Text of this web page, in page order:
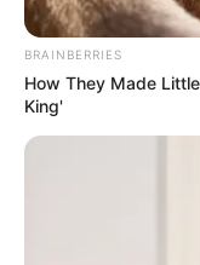
BRAINBERRIES
How They Made
King'